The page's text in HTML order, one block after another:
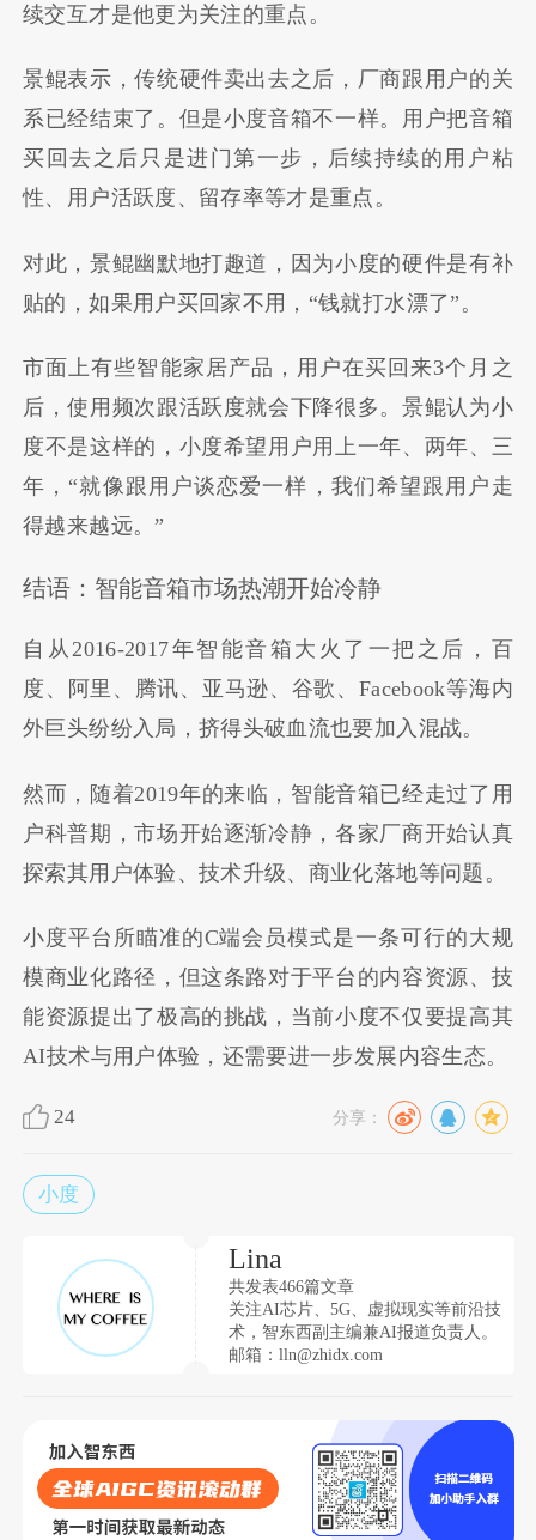
续交互才是他更为关注的重点。
景鲲表示，传统硬件卖出去之后，厂商跟用户的关
系已经结束了。但是小度音箱不一样。用户把音箱
买回去之后只是进门第一步，后续持续的用户粘
性、用户活跃度、留存率等才是重点。
对此，景鲲幽默地打趣道，因为小度的硬件是有补
贴的，如果用户买回家不用，“钱就打水漂了”。
市面上有些智能家居产品，用户在买回来3个月之
后，使用频次跟活跃度就会下降很多。景鲲认为小
度不是这样的，小度希望用户用上一年、两年、三
年，“就像跟用户谈恋爱一样，我们希望跟用户走
得越来越远。”
结语：智能音箱市场热潮开始冷静
自从2016-2017年智能音箱大火了一把之后，百
度、阿里、腾讯、亚马逊、谷歌、Facebook等海内
外巨头纷纷入局，挤得头破血流也要加入混战。
然而，随着2019年的来临，智能音箱已经走过了用
户科普期，市场开始逐渐冷静，各家厂商开始认真
探索其用户体验、技术升级、商业化落地等问题。
小度平台所瞄准的C端会员模式是一条可行的大规
模商业化路径，但这条路对于平台的内容资源、技
能资源提出了极高的挑战，当前小度不仅要提高其
AI技术与用户体验，还需要进一步发展内容生态。
24 分享：
小度
Lina
共发表466篇文章
关注AI芯片、5G、虚拟现实等前沿技
术，智东西副主编兼AI报道负责人。
邮箱：lln@zhidx.com